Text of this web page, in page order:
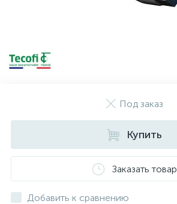
Под заказ
Купить
Заказать товар
Добавить к сравнению